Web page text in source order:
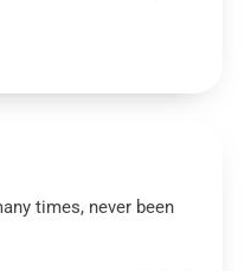
times, never been